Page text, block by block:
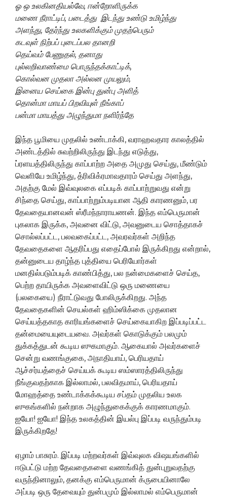
ஓ ஒ உலகினதியல்வே, ஈன்றோளிருக்க
மணை நீராட்டிப், படைத்து இடந்து உண்டு உமிழ்ந்து
அளந்து, தேர்ந்து உலகளிக்கும் முதற்பெரும்
கடவுள் நிற்பப் புடைப்பல தானறி
தெய்வம் பேணுதல், தனாது
புல்லறிவாண்மை பொருந்தக்காட்டிக்,
கொல்வன முதலா அல்லன முயலும்,
இனைய செய்கை இன்பு துன்பு அளித்
தொன்மா மாயப் பிறவியுள் நீங்காப்
பன்மா மாயத்து அழுந்துமா நளிர்ந்தே
இந்த பூமியை முதலில் உண்டாக்கி, வராஹவதார காலத்தில்
அண்டத்தில் சுவற்றிலிருந்து இடந்து எடுத்து,
ப்ரளயத்திலிருந்து காப்பாற்ற அதை அமுது செய்து, மீண்டும்
வெளியே உமிழ்ந்து, த்ரிவிக்ரமாவதாரம் செய்து அளந்து,
அதற்கு மேல் இவ்வுலகை எப்படிக் காப்பாற்றுவது என்று
சிந்தை செய்து, காப்பாற்றும்படியான ஆதி காரணனும், பர
தேவதையானவன் ஸ்ரீமந்நாராயணன். இந்த எம்பெருமான்
புகலாக இருக்க, அவனை விட்டு, அவனுடைய சொத்தாகச்
சொல்லப்பட்ட, பலவகைப்பட்ட, அவரவர்கள் அறிந்த
தேவதைகளை ஆதரிப்பது எதைப்போல் இருக்கிறது என்றால்,
தன்னுடைய தாழ்ந்த புத்தியை பெரியோர்கள்
மனதில்படும்படிக் காண்பித்து, பல நன்மைகளைச் செய்த,
பெற்ற தாயிருக்க அவளைவிட்டு ஒரு மணையை
(பலகையை) நீராட்டுவது போலிருக்கிறது. அந்த
தேவதைகளின் செயல்கள் ஹிம்ஸிக்கை முதலான
செய்யத்தகாத காரியங்களைச் செய்கையாகிற இப்படிப்பட்ட
தன்மையையுடையவை. அவர்கள் கொடுக்கும் பலமும்
துக்கத்துடன் கூடிய ஸுகமாகும். ஆகையால் அவர்களைச்
சென்று வணங்குகை, அநாதியாய், பெரியதாய்
ஆச்சர்யத்தைச் செய்யக் கூடிய ஸம்ஸாரத்திலிருந்து
நீங்குவதற்காக இல்லாமல், பலவிதமாய், பெரியதாய்
மோஹத்தை உண்டாக்கக்கூடிய சப்தம் முதலிய உலக
ஸுகங்களில் நன்றாக அழுந்துகைக்குக் காரணமாகும்.
ஐயோ! ஐயோ! இந்த உலகத்தின் இயல்பு இப்படி வருந்தும்படி
இருக்கிறதே!
ஏழாம் பாசுரம். இப்படி மற்றவர்கள் இவ்வுலக விஷயங்களில்
ஈடுபட்டு மற்ற தேவதைகளை வணங்கித் துன்புறுவதற்கு
வருந்தினாலும், தனக்கு எம்பெருமான் க்ருபையினாலே
அப்படி ஒரு தேவையும் துன்பமும் இல்லாமல் எம்பெருமான்